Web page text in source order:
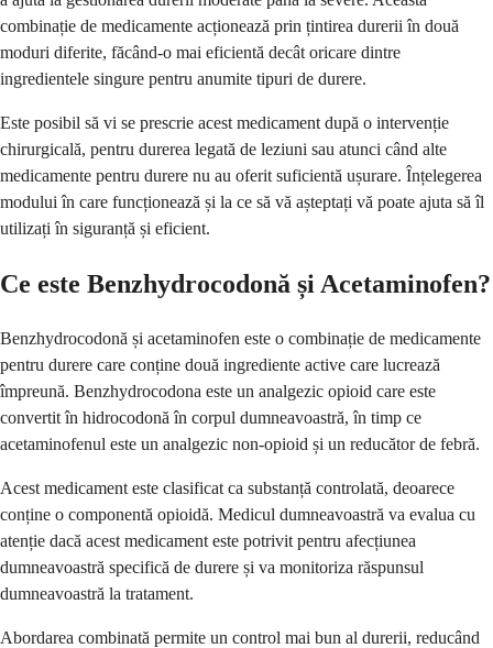
combinație de medicamente acționează prin țintirea durerii în două
moduri diferite, făcând-o mai eficientă decât oricare dintre
ingredientele singure pentru anumite tipuri de durere.
Este posibil să vi se prescrie acest medicament după o intervenție
chirurgicală, pentru durerea legată de leziuni sau atunci când alte
medicamente pentru durere nu au oferit suficientă ușurare. Înțelegerea
modului în care funcționează și la ce să vă așteptați vă poate ajuta să îl
utilizați în siguranță și eficient.
Ce este Benzhydrocodonă și Acetaminofen?
Benzhydrocodonă și acetaminofen este o combinație de medicamente
pentru durere care conține două ingrediente active care lucrează
împreună. Benzhydrocodona este un analgezic opioid care este
convertit în hidrocodonă în corpul dumneavoastră, în timp ce
acetaminofenul este un analgezic non-opioid și un reducător de febră.
Acest medicament este clasificat ca substanță controlată, deoarece
conține o componentă opioidă. Medicul dumneavoastră va evalua cu
atenție dacă acest medicament este potrivit pentru afecțiunea
dumneavoastră specifică de durere și va monitoriza răspunsul
dumneavoastră la tratament.
Abordarea combinată permite un control mai bun al durerii, reducând